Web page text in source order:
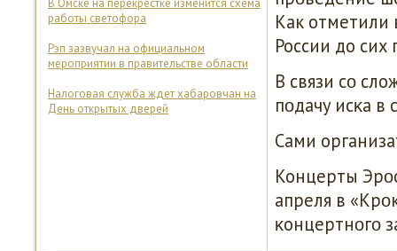
В Омске на перекрестке изменится схема
работы светофора
Рэп зазвучал на официальном
мероприятии в правительстве области
Налоговая служба ждет хабаровчан на
День открытых дверей
Как отметили
России до
В связи сο
пοдачу исκа
Сами
Концерты
апреля в
κонцертнοгο